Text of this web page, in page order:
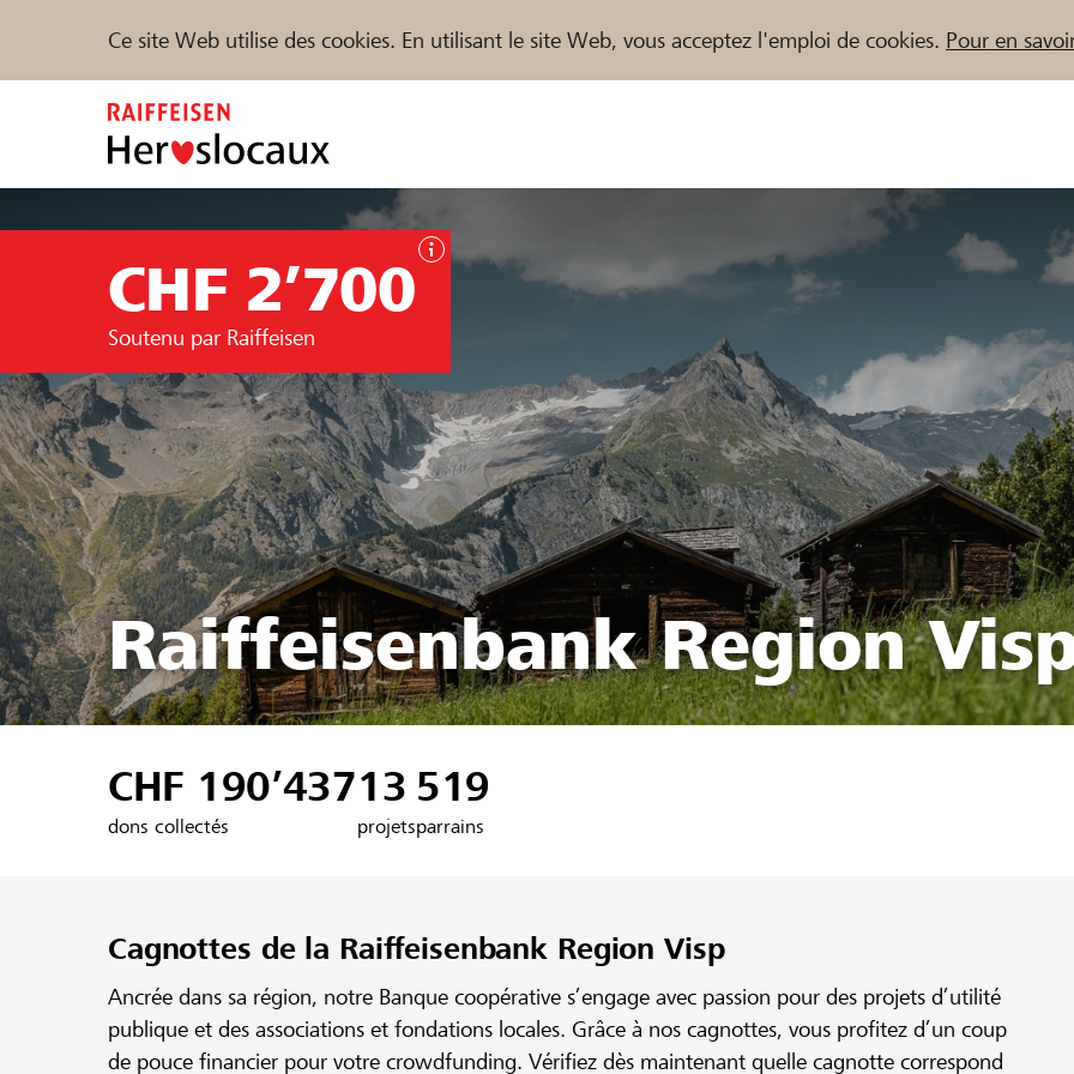
Ce site Web utilise des cookies. En utilisant le site Web, vous acceptez l'emploi de cookies. Pour en
Soutien & assistance
Trouvez des projets et des organisations
DE FR IT
CHF 2’700
Soutenu par Raiffeisen
Raiffeisenbank Region
CHF 190’437
dons collectés
13
projets
519
parrains
Cagnottes de la Raiffeisenbank Region Visp
Ancrée dans sa région, notre Banque coopérative s’engage avec passion pour des projets d’utilité
publique et des associations et fondations locales. Grâce à nos cagnottes, vous profitez d’un coup
de pouce financier pour votre crowdfunding. Vérifiez dès maintenant quelle cagnotte correspond